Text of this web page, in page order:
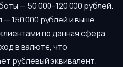
— 50 000–120 000 рублей.
150 000 рублей и выше.
по данная сфера
в валюте, что
рублёвый эквивалент.